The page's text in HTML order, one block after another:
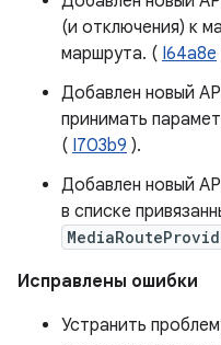
(и отключения) к
маршрута. ( I64a8e
Добавлен новый
принимать
( I703b9 ).
Добавлен новый
в списке
Исправлены ошибки
Устранить